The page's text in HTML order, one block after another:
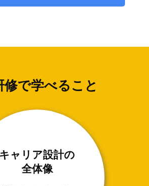
で学べること
キャリア設計の
全体像